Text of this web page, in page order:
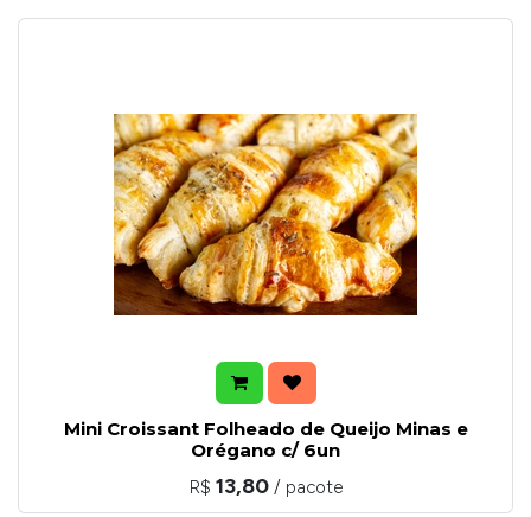
Mini Croissant Folheado de Queijo Minas e
Orégano c/ 6un
R$ 13,80 / pacote